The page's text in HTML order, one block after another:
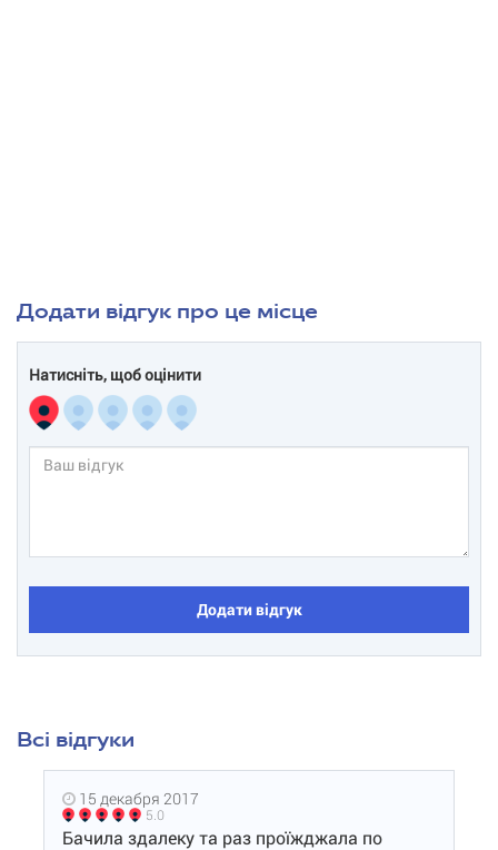
Додати відгук про це місце
Натисніть, щоб оцінити
Додати відгук
Всі відгуки
15 декабря 2017
5.0
Бачила здалеку та раз проїжджала по